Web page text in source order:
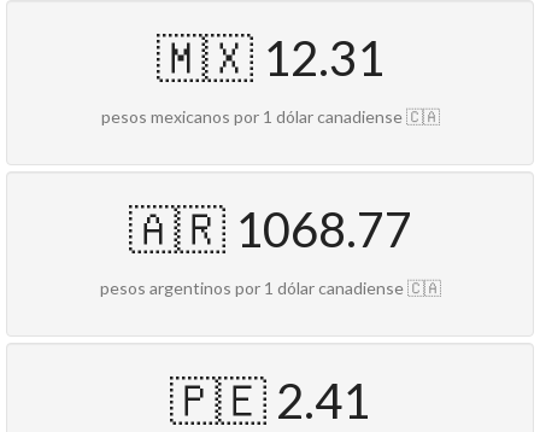
🇲🇽 12.31
pesos mexicanos por 1 dólar canadiense 🇨🇦
🇦🇷 1068.77
pesos argentinos por 1 dólar canadiense 🇨🇦
🇵🇪 2.41